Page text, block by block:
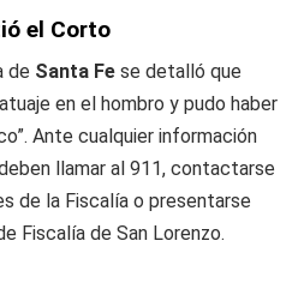
el Corto
de Santa Fe se detalló que
en el hombro y pudo haber
Ante cualquier información
llamar al 911, contactarse
de la Fiscalía o presentarse
Fiscalía de San Lorenzo.